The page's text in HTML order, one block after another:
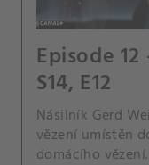
Episode
S14, E12
Násilník Gerd
vězení umístěn
domácího